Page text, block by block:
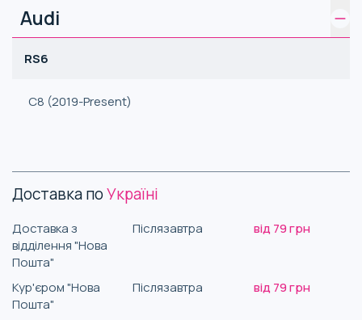
Audi
RS6
C8 (2019-Present)
Доставка поУкраїні
Доставка з
відділення "Нова
Пошта"
Післязавтра від 79 грн
Кур'єром "Нова
Пошта"
Післязавтра від 79 грн